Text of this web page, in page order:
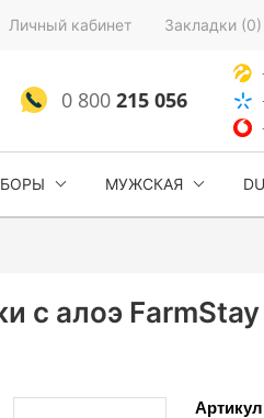
Личный кабинет Закладки (0)
0 800215 056
МУЖСКАЯ
с алоэ